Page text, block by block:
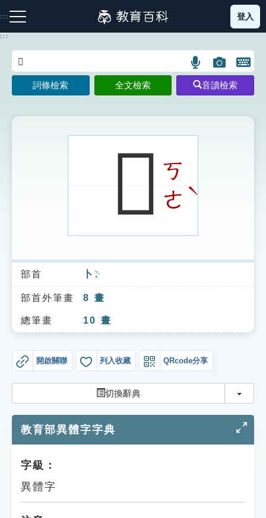
到
主
:::
注音索引圖示 筆畫索引圖示 部首索引表圖示
索引選單
知識索引
單字索引
貓頭鷹博士
登入
:::
語
言
搜
示
圖
片
搜
開
鍵
圖
詞條檢索 全文檢索 音讀檢索
𠧶ㄎ
ㄜˋ
部首 卜 ㄅㄨˇ
部首外筆畫 8 畫
總筆畫 10 畫
開啟關聯 列入收藏 QRcode分享
切換辭典 切換
教育部異體字字典
字級：
異體字